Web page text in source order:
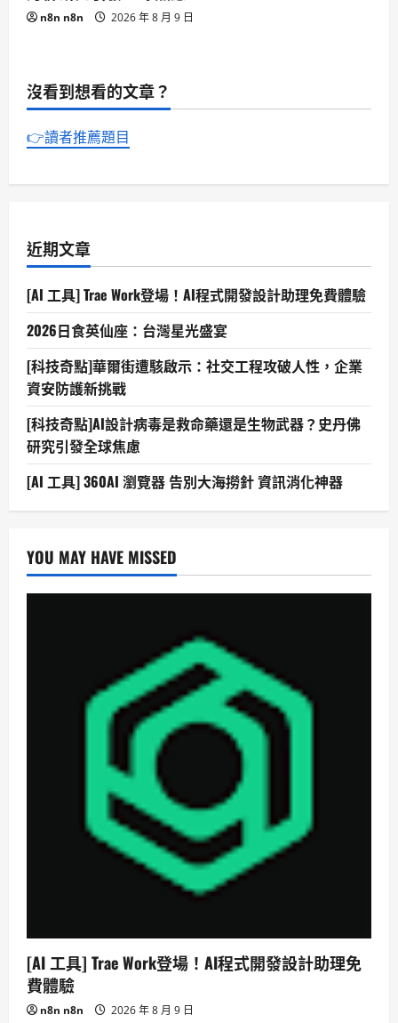
n8n n8n 2026 年 8 月 9 日
沒看到想看的文章？
👉讀者推薦題目
近期文章
[AI 工具] Trae Work登場！AI程式開發設計助理免費體驗
2026日食英仙座：台灣星光盛宴
[科技奇點]華爾街遭駭啟示：社交工程攻破人性，企業
資安防護新挑戰
[科技奇點]AI設計病毒是救命藥還是生物武器？史丹佛
研究引發全球焦慮
[AI 工具] 360AI 瀏覽器 告別大海撈針 資訊消化神器
YOU MAY HAVE MISSED
[AI 工具] Trae Work登場！AI程式開發設計助理免
費體驗
n8n n8n 2026 年 8 月 9 日